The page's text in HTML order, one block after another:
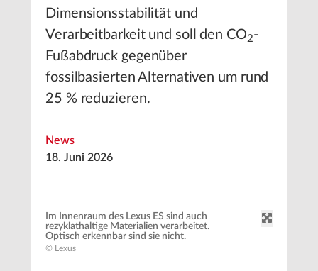
Dimensionsstabilität und
Verarbeitbarkeit und soll den CO2-
Fußabdruck gegenüber
fossilbasierten Alternativen um rund
25 % reduzieren.
News
18. Juni 2026
Im Innenraum des Lexus ES sind auch
rezyklathaltige Materialien verarbeitet.
Optisch erkennbar sind sie nicht.
© Lexus